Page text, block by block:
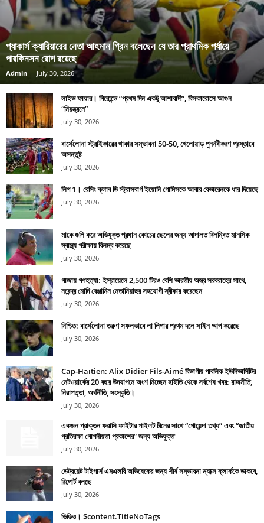
প্যাকার্স ক্যারিয়ারের নেতা আহমান গ্রিন বলেছেন যে তার প্রাথমিক পর্যায়ে
পারকিনসন রোগ রয়েছে
Admin - July 30, 2026
লাইভ ফায়ার। গিরোন্ডে “প্রথম দিন একটু আশাবাদী”, বিসকারোসে আগুন
“নিয়ন্ত্রনে”
July 30, 2026
বার্সেলোনা স্ট্রাইকারের থাকার সম্ভাবনা 50-50, খেলোয়াড় পুনর্নবীকরণ প্রস্তাবে
অসন্তুষ্ট
July 30, 2026
লিগ 1। রেসিং ক্লাব ডি স্ট্রাসবার্গ ইয়োনি গোমিসকে আবার বেভারেনকে ধার দিয়েছে
July 30, 2026
মাকে গুলি করে অভিযুক্ত প্রধান কোচের ছেলের জন্য আদালত বিলম্বিত মানসিক
স্বাস্থ্য পরীক্ষায় বিলম্ব করেছে
July 30, 2026
গাজায় গণহত্যা: ইস্রায়েলে 2,500 টিরও বেশি ভারতীয় অস্ত্র সরবরাহের সাথে,
নরেন্দ্র মোদি বেঞ্জামিন নেতানিয়াহুর সহযোগী স্বীকার করেছেন
July 30, 2026
নিশ্চিত: বার্সেলোনা তরুণ সফলভাবে লা লিগার প্রথম দলে সাইন আপ করেছে
July 30, 2026
Cap-Haïtien: Alix Didier Fils-Aimé বিভাগীয় পাবলিক ইউনিভার্সিটির
নেটওয়ার্কের 20 বছর উদযাপনে অংশ নিচ্ছেন হাইতি থেকে সর্বশেষ খবর: রাজনীতি,
নিরাপত্তা, অর্থনীতি, সংস্কৃতি।
July 30, 2026
একজন প্রাক্তন ফরাসি ফাইটার পাইলট চীনের সাথে “গোয়েন্দা তথ্য” এবং “জাতীয়
প্রতিরক্ষা গোপনীয়তা প্রকাশের” জন্য অভিযুক্ত
July 30, 2026
ডেট্রয়েট টাইগার্স এমএলবি অভিষেকের জন্য শীর্ষ সম্ভাবনা ম্যাক্স ক্লার্ককে ডাকবে,
রিপোর্ট বলছে
July 30, 2026
ভিডিও। $content.TitleNoTags